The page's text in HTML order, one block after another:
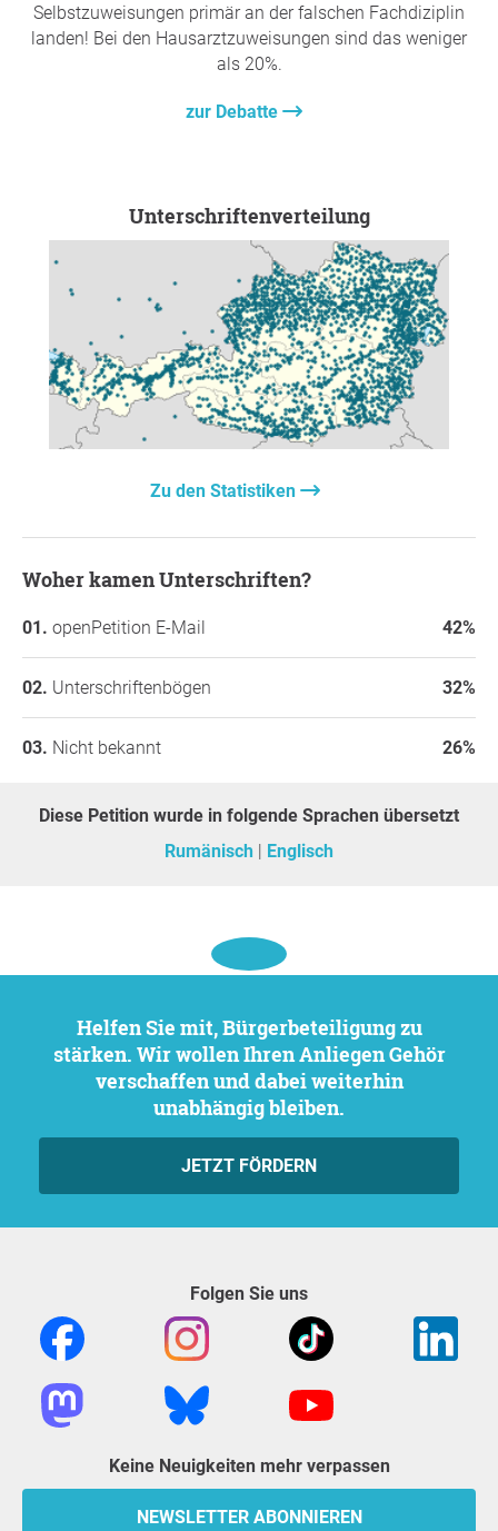
Selbstzuweisungen primär an der falschen Fachdiziplin
landen! Bei den Hausarztzuweisungen sind das weniger
als 20%.
zur Debatte
Unterschriftenverteilung
Zu den Statistiken
Woher kamen Unterschriften?
openPetition E-Mail 42%
Unterschriftenbögen 32%
Nicht bekannt 26%
Diese Petition wurde in folgende Sprachen übersetzt
Rumänisch
Englisch
Helfen Sie mit, Bürgerbeteiligung zu
stärken. Wir wollen Ihren Anliegen Gehör
verschaffen und dabei weiterhin
unabhängig bleiben.
JETZT FÖRDERN
Folgen Sie uns
Keine Neuigkeiten mehr verpassen
NEWSLETTER ABONNIEREN